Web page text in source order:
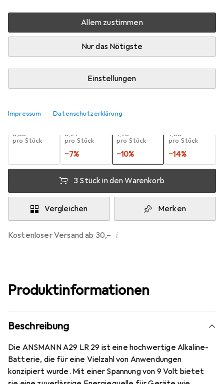
Allem zustimmen
Nur das Nötigste
Einstellungen
Impressum Datenschutzerklärung
Bewertungen
Zwischen Sa, 15.8. und Mi, 19.8. geliefert
10 Stück an Lager beim Lieferanten
EUR
8,88
pro Stück
EUR
8,27
pro Stück
−7%
EUR
7,98
pro Stück
−10%
EUR
7,68
pro Stück
−14%
3 Stück in den Warenkorb
Vergleichen Merken
Kostenloser Versand ab 30,– i
Produktinformationen
Beschreibung
Die ANSMANN A29 LR 29 ist eine hochwertige Alkaline-
Batterie, die für eine Vielzahl von Anwendungen
konzipiert wurde. Mit einer Spannung von 9 Volt bietet